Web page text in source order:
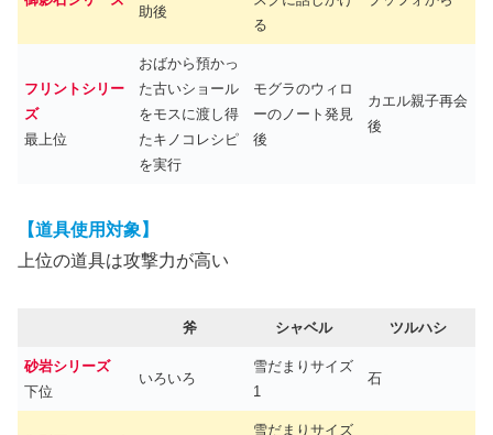
助後
る
フリントシリー
ズ
最上位
おばから預かっ
た古いショール
をモスに渡し得
たキノコレシピ
を実行
モグラのウィロ
ーのノート発見
後
カエル親子再会
後
【道具使用対象】
上位の道具は攻撃力が高い
斧 シャベル ツルハシ
砂岩シリーズ
下位
いろいろ
雪だまりサイズ
1
石
雪だまりサイズ